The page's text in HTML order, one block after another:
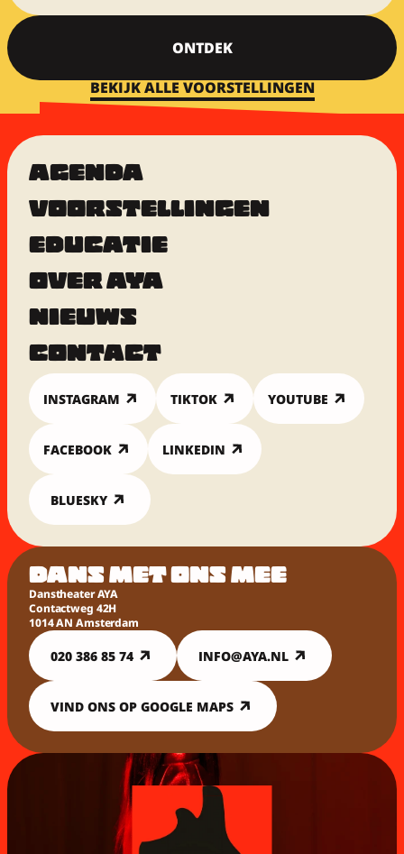
ONTDEK
BEKIJK ALLE VOORSTELLINGEN
AGENDA
VOORSTELLINGEN
EDUCATIE
OVER AYA
NIEUWS
CONTACT
INSTAGRAM TIKTOK YOUTUBE
FACEBOOK LINKEDIN
BLUESKY
DANS MET ONS MEE
Danstheater AYA
Contactweg 42H
1014 AN Amsterdam
020 386 85 74 INFO@AYA.NL
VIND ONS OP GOOGLE MAPS